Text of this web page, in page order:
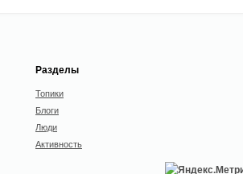
Разделы
Топики
Блоги
Люди
Активность